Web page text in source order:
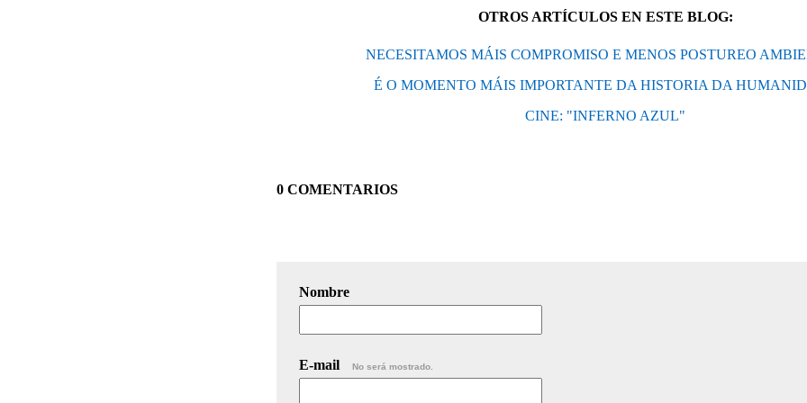
OTROS ARTÍCULOS EN ESTE BLOG:
NECESITAMOS MÁIS COMPROMISO E MENOS POSTUREO
É O MOMENTO MÁIS IMPORTANTE DA HISTORIA DA
CINE: "INFERNO AZUL"
0 COMENTARIOS
Nombre
E-mail No será mostrado.